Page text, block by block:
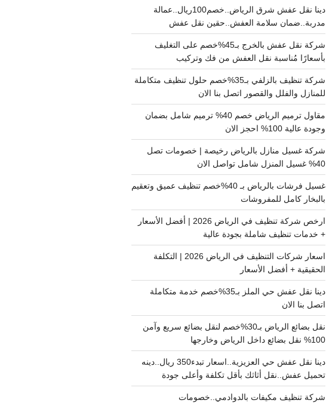
دينا نقل عفش شرق الرياض..خصم100ريال..عمالة
مدربة..ضمان سلامة العفش..حقين نقل عفش
شركة نقل عفش بالخرج بـ45%خصم على التغليف
بأسعارًا مُناسبة نقل العفش من فك وتركيب
شركة تنظيف بالزلفي بـ35%خصم حلول تنظيف متكاملة
للمنازل والفلل والقصور اتصل بنا الان
مقاول ترميم الرياض خصم 40% ترميم شامل بضمان
وجودة عالية 100% احجز الان
شركة غسيل منازل بالرياض رخيصة | خصومات تصل
40% غسيل المنزل شامل تواصل الان
غسيل فرشات بالرياض بـ 40%خصم تنظيف عميق وتعقيم
بالبخار كامل للمفروشات
ارخص شركة تنظيف في الرياض 2026 | أفضل الأسعار
+ خدمات تنظيف شاملة بجودة عالية
اسعار شركات التنظيف في الرياض 2026 | التكلفة
الحقيقية + أفضل الأسعار
دينا نقل عفش حي الملز بـ35%خصم خدمة متكاملة
اتصل بنا الان
نقل بضائع الرياض بـ30%خصم لنقل بضائع سريع وآمن
100% نقل بضائع داخل الرياض وخارجها
دينا نقل عفش حي العزيزية..اسعار تبدء350 ريال..دينه
تحميل عفش..نقل أثاثك بأقل تكلفة وأعلى جودة
شركة تنظيف مكيفات بالدوادمي..خصومات